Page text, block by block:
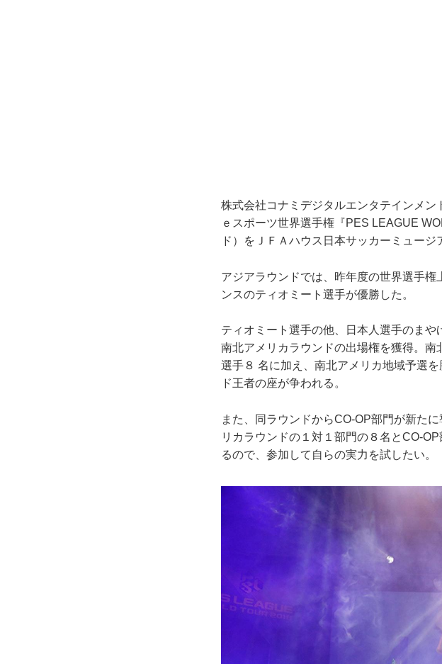
株式会社コナミデジタルエンタテインメ
ｅスポーツ世界選手権『PES LEAGUE
ド）をＪＦＡハウス日本サッカーミュージ
アジアラウンドでは、昨年度の世界選手
ンスのティオミート選手が優勝した。
ティオミート選手の他、日本人選手のま
南北アメリカラウンドの出場権を獲得。
選手８ 名に加え、南北アメリカ地域予選
ド王者の座が争われる。
また、同ラウンドからCO-OP部門が新た
リカラウンドの１対１部門の８名とCO-
るので、参加して自らの実力を試したい。